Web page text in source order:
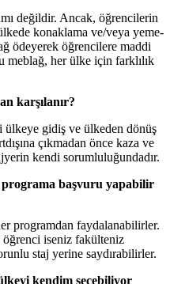
değildir. Ancak, öğrencilerin
konaklama ve/veya yeme-
ödeyerek öğrencilere maddi
meblağ, her ülke için farklılık
karşılanır?
gidiş ve ülkeden dönüş
çıkmadan önce kaza ve
kendi sorumluluğundadır.
başvuru yapabilir
programdan faydalanabilirler.
iseniz fakülteniz
staj yerine saydırabilirler.
kendim seçebiliyor